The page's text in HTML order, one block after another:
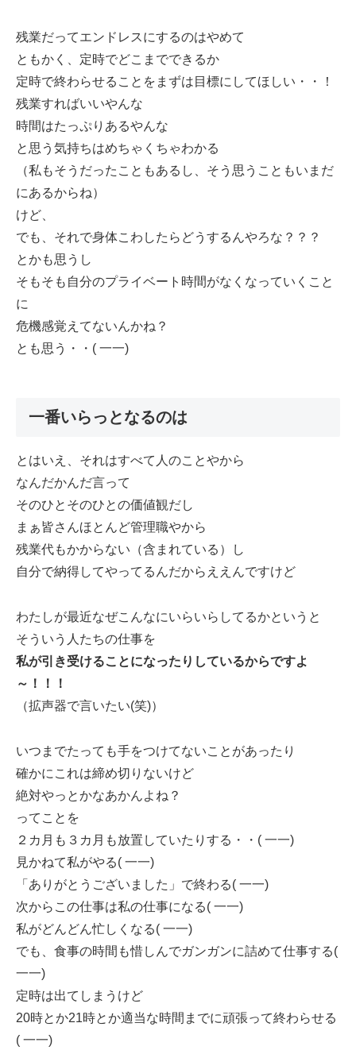
残業だってエンドレスにするのはやめて
ともかく、定時でどこまでできるか
定時で終わらせることをまずは目標にしてほしい・・！
残業すればいいやんな
時間はたっぷりあるやんな
と思う気持ちはめちゃくちゃわかる
（私もそうだったこともあるし、そう思うこともいまだ
にあるからね）
けど、
でも、それで身体こわしたらどうするんやろな？？？
とかも思うし
そもそも自分のプライベート時間がなくなっていくこと
に
危機感覚えてないんかね？
とも思う・・( 一一)
一番いらっとなるのは
とはいえ、それはすべて人のことやから
なんだかんだ言って
そのひとそのひとの価値観だし
まぁ皆さんほとんど管理職やから
残業代もかからない（含まれている）し
自分で納得してやってるんだからええんですけど
わたしが最近なぜこんなにいらいらしてるかというと
そういう人たちの仕事を
私が引き受けることになったりしているからですよ
～！！！
（拡声器で言いたい(笑)）
いつまでたっても手をつけてないことがあったり
確かにこれは締め切りないけど
絶対やっとかなあかんよね？
ってことを
２カ月も３カ月も放置していたりする・・( 一一)
見かねて私がやる( 一一)
「ありがとうございました」で終わる( 一一)
次からこの仕事は私の仕事になる( 一一)
私がどんどん忙しくなる( 一一)
でも、食事の時間も惜しんでガンガンに詰めて仕事する(
一一)
定時は出てしまうけど
20時とか21時とか適当な時間までに頑張って終わらせる
( 一一)